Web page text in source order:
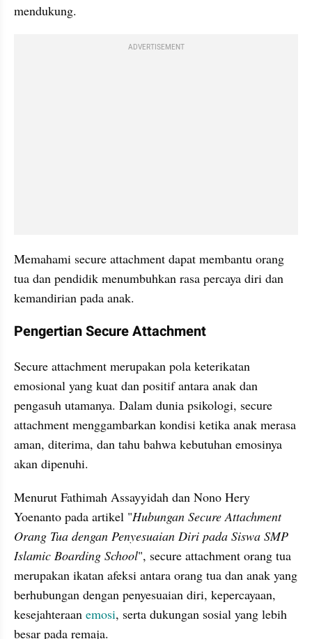
mendukung.
ADVERTISEMENT
Memahami secure attachment dapat membantu orang
tua dan pendidik menumbuhkan rasa percaya diri dan
kemandirian pada anak.
Pengertian Secure Attachment
Secure attachment merupakan pola keterikatan
emosional yang kuat dan positif antara anak dan
pengasuh utamanya. Dalam dunia psikologi, secure
attachment menggambarkan kondisi ketika anak merasa
aman, diterima, dan tahu bahwa kebutuhan emosinya
akan dipenuhi.
Menurut Fathimah Assayyidah dan Nono Hery
Yoenanto pada artikel "Hubungan Secure Attachment
Orang Tua dengan Penyesuaian Diri pada Siswa SMP
Islamic Boarding School", secure attachment orang tua
merupakan ikatan afeksi antara orang tua dan anak yang
berhubungan dengan penyesuaian diri, kepercayaan,
kesejahteraan emosi, serta dukungan sosial yang lebih
besar pada remaja.